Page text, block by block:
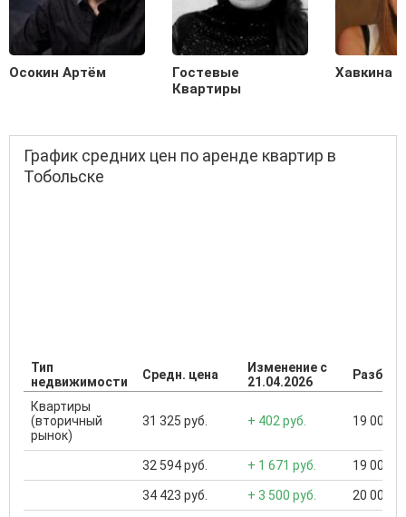
Осокин Артём
Гостевые
Квартиры
Хавкина
График средних цен по аренде квартир в
Тобольске
Тип
недвижимости
Средн. цена
Изменение с
21.04.2026
Квартиры
(вторичный
рынок)
31 325 руб. + 402 руб. 19 000
32 594 руб. + 1 671 руб. 19 000
34 423 руб. + 3 500 руб. 20 000